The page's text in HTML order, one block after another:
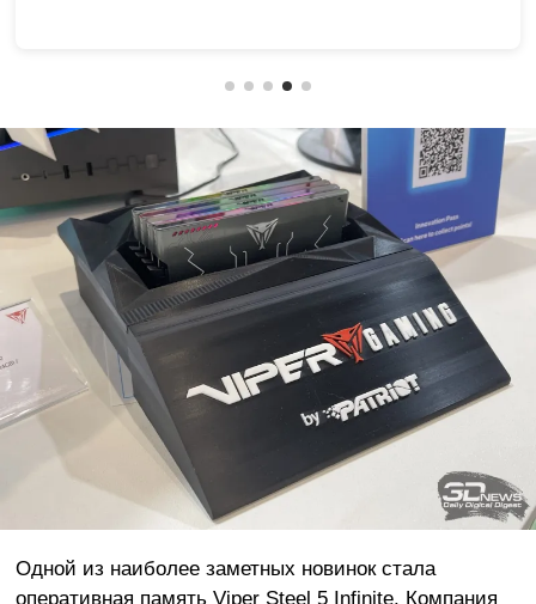
Одной из наиболее заметных новинок стала
оперативная память Viper Steel 5 Infinite. Компания